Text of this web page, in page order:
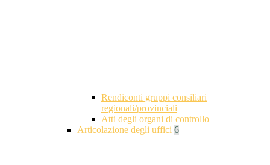
Rendiconti gruppi consiliari
regionali/provinciali
Atti degli organi di controllo
Articolazione degli uffici 6